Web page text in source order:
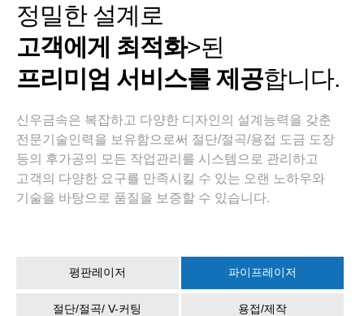
정밀한 설계로
고객에게 최적화>된
프리미엄 서비스를 제공합니다.
신우금속은 복잡하고 다양한 디자인의 설계능력을 갖춘
전문기술인력을 보유함으로써 절단/절곡/용접 도금 도장
등의 후가공의 모든 작업관리를 시스템으로 관리하고
고객의 다양한 요구를 만족시킬 수 있는 오랜 노하우와
기술을 바탕으로 품질을 보증할 수 있습니다.
평판레이저 파이프레이저
절단/절곡/ V-커팅 용접/제작